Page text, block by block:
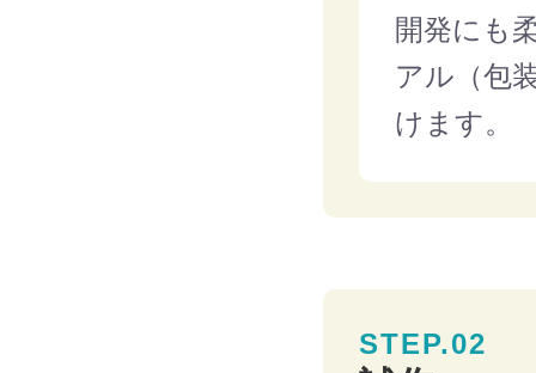
開発にも
アル（包
けます。
STEP.02